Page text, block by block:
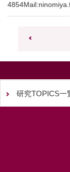
4854Mail:
研究TOPICS一